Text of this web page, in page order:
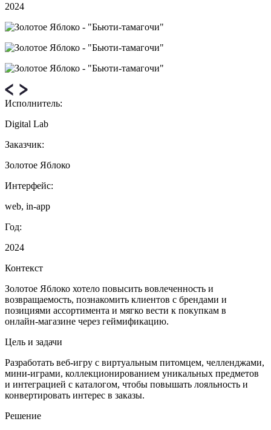
2024
Исполнитель:
Digital Lab
Заказчик:
Золотое Яблоко
Интерфейс:
web, in-app
Год:
2024
Контекст
Золотое Яблоко хотело повысить вовлеченность и
возвращаемость, познакомить клиентов с брендами и
позициями ассортимента и мягко вести к покупкам в
онлайн‑магазине через геймификацию.
Цель и задачи
Разработать веб‑игру с виртуальным питомцем, челленджами,
мини‑играми, коллекционированием уникальных предметов
и интеграцией с каталогом, чтобы повышать лояльность и
конвертировать интерес в заказы.
Решение